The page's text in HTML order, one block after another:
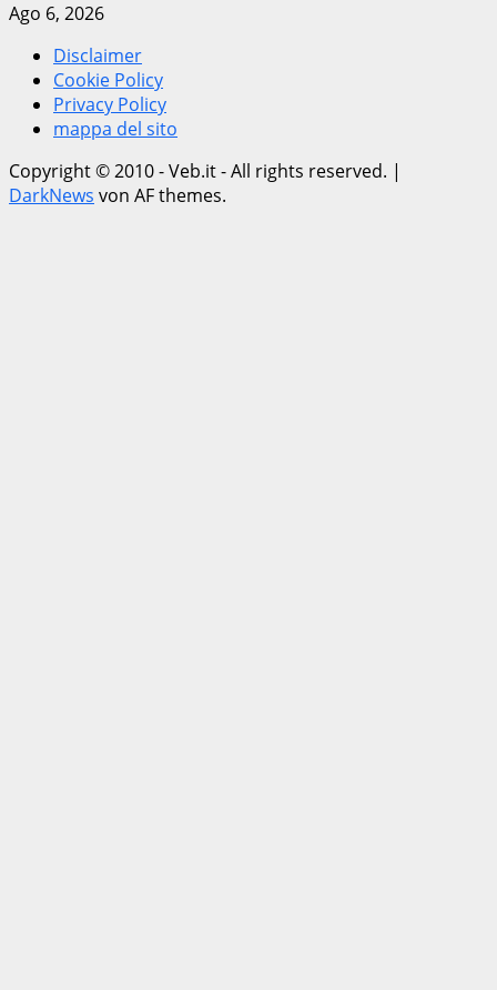
Ago 6, 2026
Disclaimer
Cookie Policy
Privacy Policy
mappa del sito
Copyright © 2010 - Veb.it - All rights reserved. |
DarkNews von AF themes.